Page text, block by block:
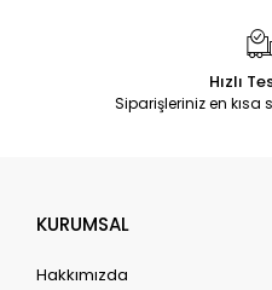
Hızlı
Siparişleriniz en kısa
KURUMSAL
Hakkımızda